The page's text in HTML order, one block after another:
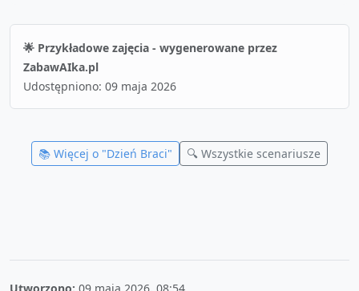
🌟 Przykładowe zajęcia - wygenerowane przez
ZabawAIka.pl
Udostępniono: 09 maja 2026
📚 Więcej o "Dzień Braci" 🔍 Wszystkie scenariusze